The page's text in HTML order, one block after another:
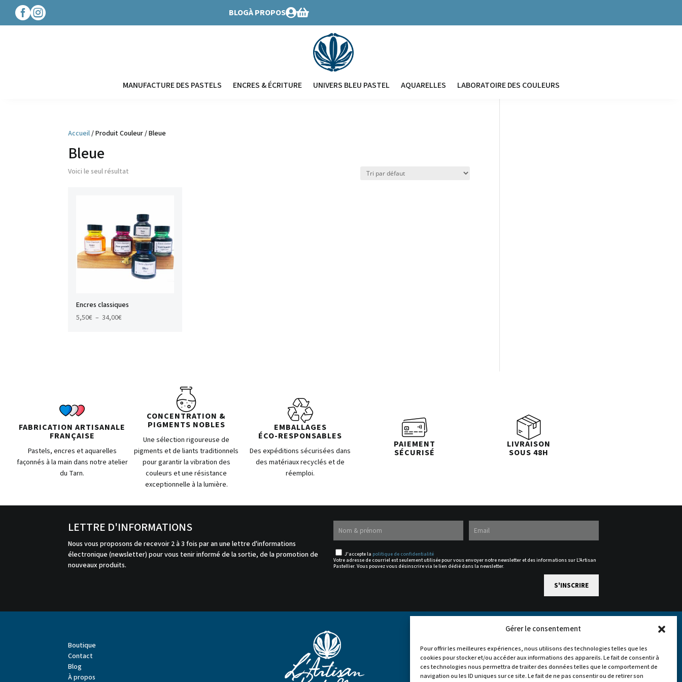
Gérer le consentement
Pour offrir les meilleures expériences, nous utilisons des technologies telles que les
cookies pour stocker et/ou accéder aux informations des appareils. Le fait de consentir à
ces technologies nous permettra de traiter des données telles que le comportement de
navigation ou les ID uniques sur ce site. Le fait de ne pas consentir ou de retirer son
 BLOGÀ PROPOS
MANUFACTURE DES PASTELS ENCRES & ÉCRITURE UNIVERS BLEU PASTEL AQUARELLES LABORATOIRE DES COULEURS
Accueil/ Produit Couleur / Bleue
Bleue
Voici le seul résultat
Encres classiques
5,50€ – 34,00€Plage
FABRICATION ARTISANALE
FRANÇAISE
Pastels, encres et aquarelles
façonnés à la main dans notre atelier
du Tarn.
CONCENTRATION &
PIGMENTS NOBLES
Une sélection rigoureuse de
pigments et de liants traditionnels
pour garantir la vibration des
couleurs et une résistance
exceptionnelle à la lumière.
EMBALLAGES
ÉCO-RESPONSABLES
Des expéditions sécurisées dans
des matériaux recyclés et de
réemploi.
PAIEMENT
SÉCURISÉ
LIVRAISON
SOUS 48H
LETTRE D'INFORMATIONS
Nous vous proposons de recevoir 2 à 3 fois par an une lettre d'informations
électronique (newsletter) pour vous tenir informé de la sortie, de la promotion de
nouveaux produits.
J'accepte la politique de confidentialité
Votre adresse de courriel est seulement utilisée pour vous envoyer notre newsletter et des informations sur L'Artisan
Pastellier. Vous pouvez vous désinscrire via le lien dédié dans la newsletter.
Boutique
Contact
Blog
À propos
